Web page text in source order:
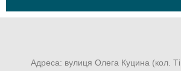
Адреса: вулиця Олега Куцина (кол.